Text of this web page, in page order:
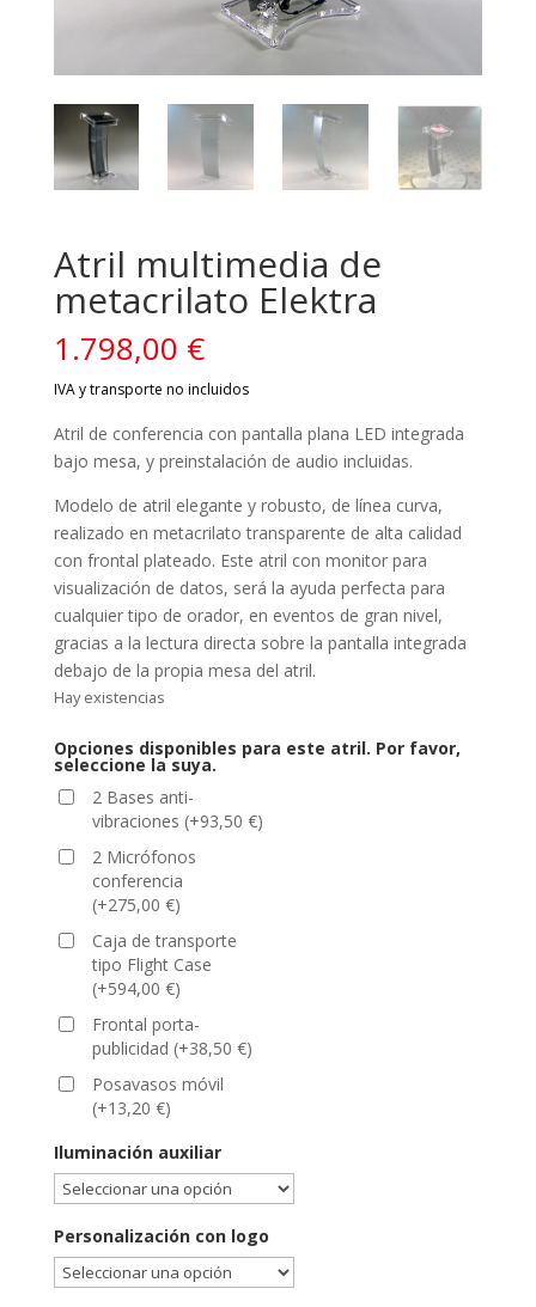
Atril multimedia de
metacrilato Elektra
1.798,00 €
Atril de conferencia con pantalla plana LED integrada
bajo mesa, y preinstalación de audio incluidas.
Modelo de atril elegante y robusto, de línea curva,
realizado en metacrilato transparente de alta calidad
con frontal plateado. Este atril con monitor para
visualización de datos, será la ayuda perfecta para
cualquier tipo de orador, en eventos de gran nivel,
gracias a la lectura directa sobre la pantalla integrada
debajo de la propia mesa del atril.
Hay existencias
Opciones disponibles para este atril. Por favor,
seleccione la suya.
2 Bases anti-
vibraciones (+93,50 €)
2 Micrófonos
conferencia
(+275,00 €)
Caja de transporte
tipo Flight Case
(+594,00 €)
Frontal porta-
publicidad (+38,50 €)
Posavasos móvil
(+13,20 €)
Iluminación auxiliar
Personalización con logo